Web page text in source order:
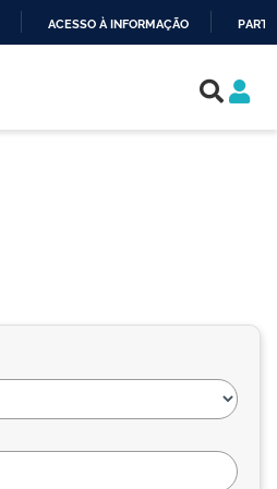
ACESSO À INFORMAÇÃO